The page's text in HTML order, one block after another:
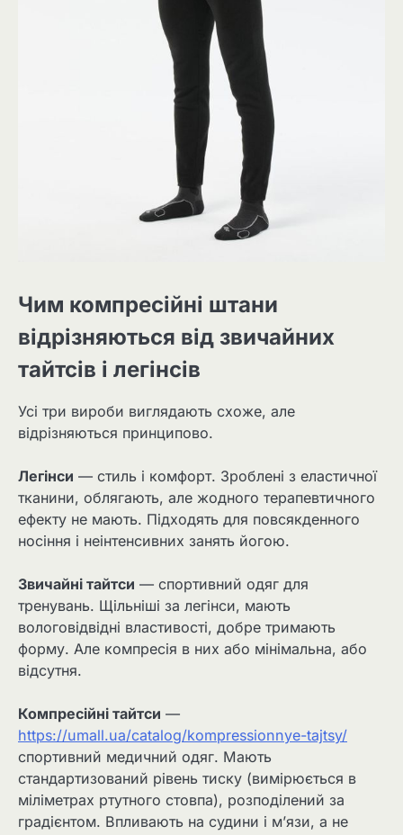
Чим компресійні штани
відрізняються від звичайних
тайтсів і легінсів
Усі три вироби виглядають схоже, але
відрізняються принципово.
Легінси — стиль і комфорт. Зроблені з еластичної
тканини, облягають, але жодного терапевтичного
ефекту не мають. Підходять для повсякденного
носіння і неінтенсивних занять йогою.
Звичайні тайтси — спортивний одяг для
тренувань. Щільніші за легінси, мають
вологовідвідні властивості, добре тримають
форму. Але компресія в них або мінімальна, або
відсутня.
Компресійні тайтси —
https://umall.ua/catalog/kompressionnye-tajtsy/
спортивний медичний одяг. Мають
стандартизований рівень тиску (вимірюється в
міліметрах ртутного стовпа), розподілений за
градієнтом. Впливають на судини і м’язи, а не